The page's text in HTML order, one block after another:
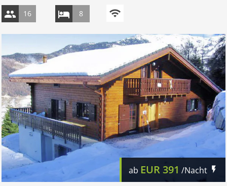
16 8
ab EUR391 /Nacht